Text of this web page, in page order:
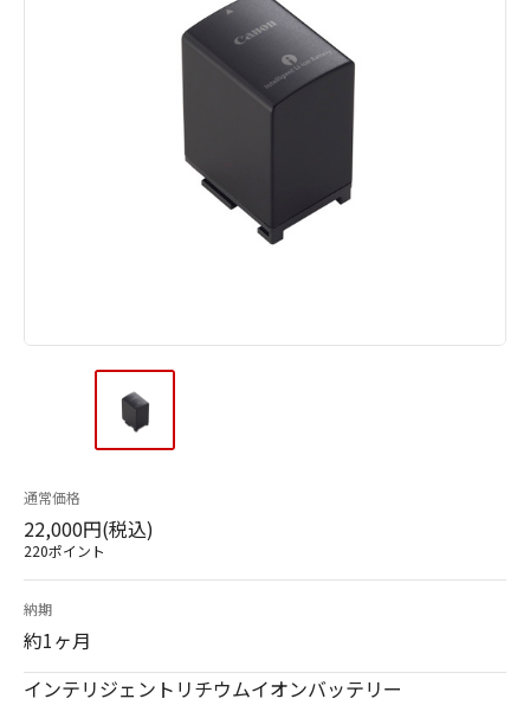
通常価格
22,000円(税込)
220ポイント
納期
約1ヶ月
インテリジェントリチウムイオンバッテリー